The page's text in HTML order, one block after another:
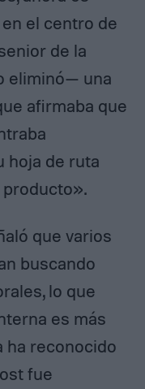
el centro de
de la
eliminó— una
afirmaba que
hoja de ruta
que varios
buscando
lo que
es más
ha reconocido
fue